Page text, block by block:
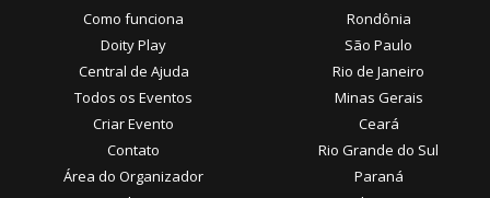
Como funciona
Doity Play
Central de Ajuda
Todos os Eventos
Criar Evento
Contato
Área do Organizador
Rondônia
São Paulo
Rio de Janeiro
Minas Gerais
Ceará
Rio Grande do Sul
Paraná